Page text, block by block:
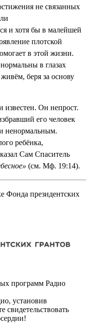
не связанных
и хотя бы в малейшей
плотской
в этой жизни.
в глазах
беря за основу
Он непрост.
его человек
и ненормальным.
ребёнка,
Сам Спаситель
(см. Мф. 19:14).
Фонда президентских
программ Радио
установив
свидетельствовать